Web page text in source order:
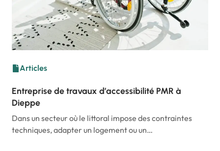
Articles
Entreprise de travaux d’accessibilité PMR à
Dieppe
Dans un secteur où le littoral impose des contraintes
techniques, adapter un logement ou un…